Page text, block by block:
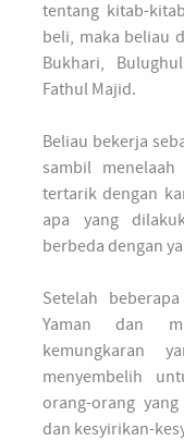
tentang kitab-
beli, maka beliau
Bukhari,
Fathul Majid.
Beliau bekerja
sambil
tertarik dengan
apa yang
berbeda dengan
Setelah
Yaman dan
kemungkaran
menyembelih
orang-orang
dan kesyirikan-